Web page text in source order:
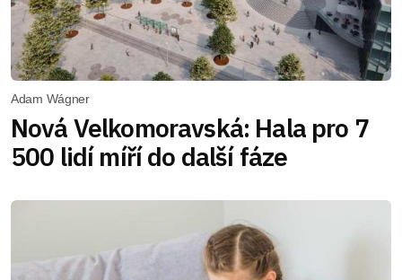
Adam Wágner
Nová Velkomoravská: Hala pro 7
500 lidí míří do další fáze